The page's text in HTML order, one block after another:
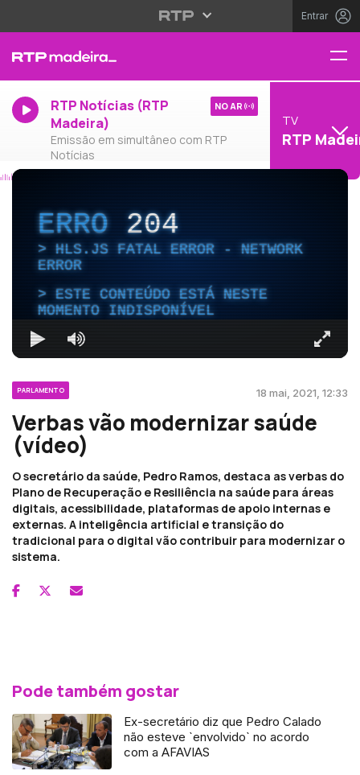
Entrar
RTP Notícias (RTP
Madeira)
Emissão em simultâneo com RTP
Notícias
NO AR
TV
RTP
ERRO204
HLS.JS FATAL ERROR - NETWORK
ERROR
ESTE CONTEÚDO ESTÁ NESTE
MOMENTO INDISPONÍVEL
PARLAMENTO 18 mai, 2021, 12:33
Verbas vão modernizar saúde
(vídeo)
O secretário da saúde, Pedro Ramos, destaca as verbas do
Plano de Recuperação e Resiliência na saúde para áreas
digitais, acessibilidade, plataformas de apoio internas e
externas. A inteligência artificial e transição do
tradicional para o digital vão contribuir para modernizar o
sistema.
Pode também gostar
Ex-secretário diz que Pedro Calado
não esteve `envolvido` no acordo
com a AFAVIAS